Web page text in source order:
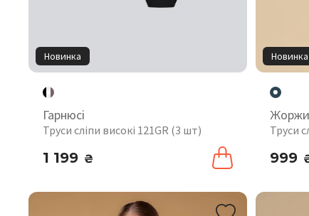
Новинка
Гарнюсі
Труси сліпи високі 121GR (3 шт)
1 199 ₴
Новинка
Труси
999